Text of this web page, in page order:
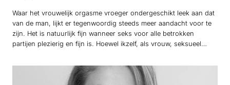
Waar het vrouwelijk orgasme vroeger ondergeschikt leek aan dat
van de man, lijkt er tegenwoordig steeds meer aandacht voor te
zijn. Het is natuurlijk fijn wanneer seks voor alle betrokken
partijen plezierig en fijn is. Hoewel ikzelf, als vrouw, seksueel
dit ook nog andere, onvoorziene…